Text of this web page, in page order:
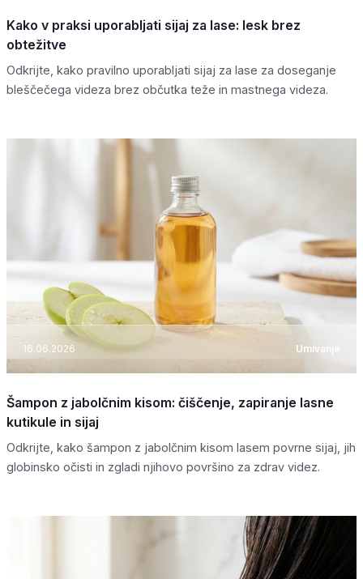
Kako v praksi uporabljati sijaj za lase: lesk brez
obtežitve
Odkrijte, kako pravilno uporabljati sijaj za lase za doseganje
bleščečega videza brez občutka teže in mastnega videza.
16.06.2026 Umivanje
Šampon z jabolčnim kisom: čiščenje, zapiranje lasne
kutikule in sijaj
Odkrijte, kako šampon z jabolčnim kisom lasem povrne sijaj, jih
globinsko očisti in zgladi njihovo površino za zdrav videz.